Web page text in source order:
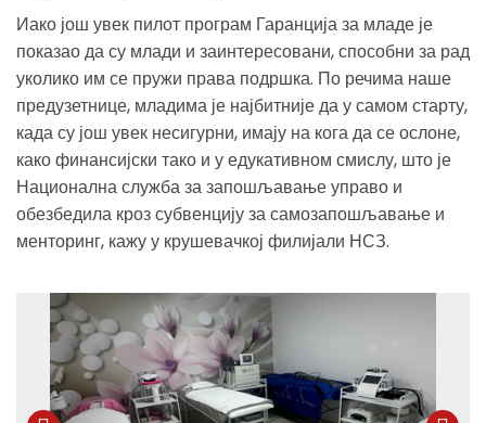
Иако још увек пилот програм Гаранција за младе је
показао да су млади и заинтересовани, способни за рад
уколико им се пружи права подршка. По речима наше
предузетнице, младима је најбитније да у самом старту,
када су још увек несигурни, имају на кога да се ослоне,
како финансијски тако и у едукативном смислу, што је
Национална служба за запошљавање управо и
обезбедила кроз субвенцију за самозапошљавање и
менторинг, кажу у крушевачкој филијали НСЗ.